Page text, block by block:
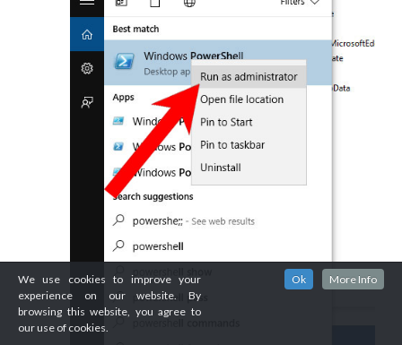
We use cookies to improve your
experience on our website. By
browsing this website, you agree to
our use of cookies.
Ok More Info